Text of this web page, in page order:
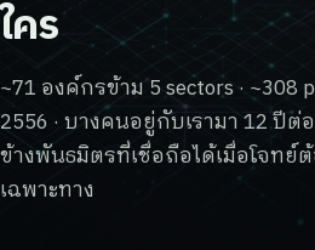
ใคร
~71 องค์กรข้าม 5 sectors ·
2556 · บางคนอยู่กับเรามา 12 ปีต่
ข้างพันธมิตรที่เชื่อถือได้เมื่อโจทย์
เฉพาะทาง